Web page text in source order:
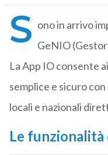
S ono in arrivo
GeNIO
La App IO consente
semplice e sicuro
locali e nazionali
Le funzionalità